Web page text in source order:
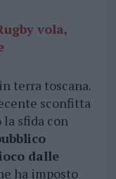
vola,
terra toscana.
sconfitta
sfida con
dalle
ha imposto